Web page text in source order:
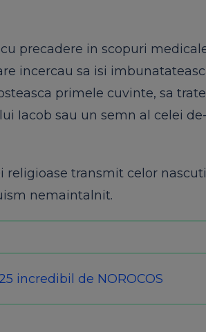
precadere in scopuri
incercau sa isi
primele cuvinte, sa
Iacob sau un semn al celei
transmit celor
nemaintalnit.
incredibil de NOROCOS